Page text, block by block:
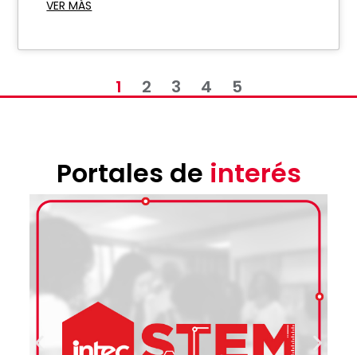
VER MÁS
1 2 3 4 5
Portales de interés